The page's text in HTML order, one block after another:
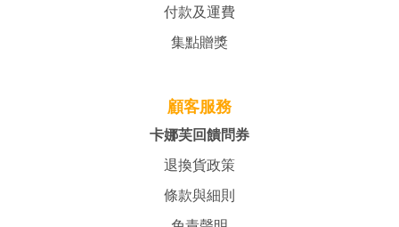
付款及運費
集點贈獎
顧客服務
卡娜芙回饋問券
退換貨政策
條款與細則